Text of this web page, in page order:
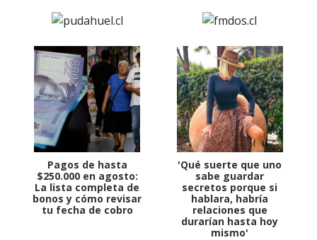
Pagos de hasta
$250.000 en agosto:
La lista completa de
bonos y cómo revisar
tu fecha de cobro
'Qué suerte que uno
sabe guardar
secretos porque si
hablara, habría
relaciones que
durarían hasta hoy
mismo'